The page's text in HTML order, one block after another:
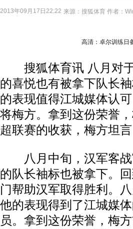
2013年09月17日22:22 来源： 搜狐体育 作者：
高清：卓尔训练日
搜狐体育讯 八月对于
的喜悦也有被拿下队长
的表现值得江城媒体认
将梅方。拿到这份荣誉
超联赛的收获，梅方坦
八月中旬，汉军客战
的队长袖标也被拿下。
门帮助汉军取得胜利。
他的表现得到了江城媒
员。拿到这份荣誉，梅